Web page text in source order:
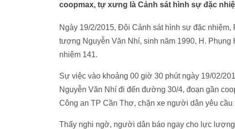
coopmax, tự xưng là Cảnh sát hình sự đặc
Ngày 19/2/2015, Đội Cảnh sát hình sự đặc
tượng Nguyễn Văn Nhí, sinh năm 1990, H.
nhiệm 141.
Sự việc vào khoảng 00 giờ 30 phút ngày 19/02/
Nguyễn Văn Nhí đi đến đường 30/4, đoạn gần
Công an TP Cần Thơ, chặn xe người dân yêu cầu
Thấy nghi ngờ, người dân báo ngay cho lực